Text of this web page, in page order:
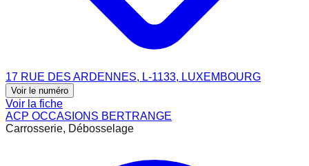
17 RUE DES ARDENNES, L-1133, LUXEMBOURG
Voir le numéro
Voir la fiche
ACP OCCASIONS BERTRANGE
Carrosserie, Débosselage